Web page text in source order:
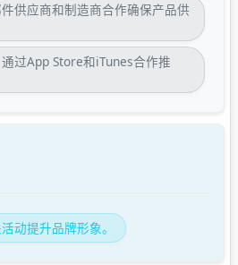
供应商和制造商合作确保产品供
过App Store和iTunes合作推
动提升品牌形象。